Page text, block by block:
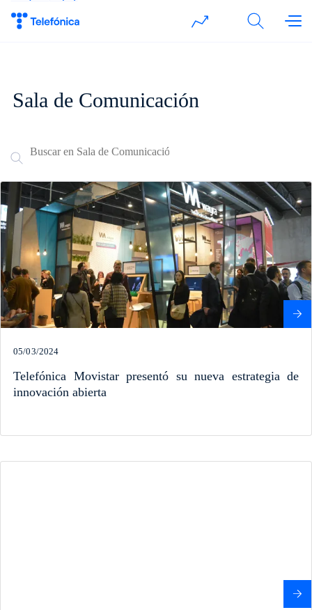
Telefónica Hispam abre en otra pestaña
Sala de Comunicación
Buscador sala de prensa
05/03/2024
Telefónica Movistar presentó su nueva estrategia de
innovación abierta